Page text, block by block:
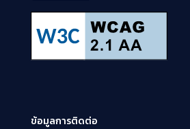
ข้อมูลการติดต่อ